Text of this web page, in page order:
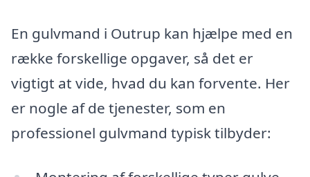
En gulvmand i Outrup kan hjælpe med en
række forskellige opgaver, så det er
vigtigt at vide, hvad du kan forvente. Her
er nogle af de tjenester, som en
professionel gulvmand typisk tilbyder: